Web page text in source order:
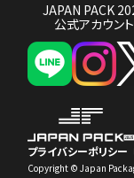
JAPAN PACK
公式アカウント
プライバシーポリシー
Copyright © Japan